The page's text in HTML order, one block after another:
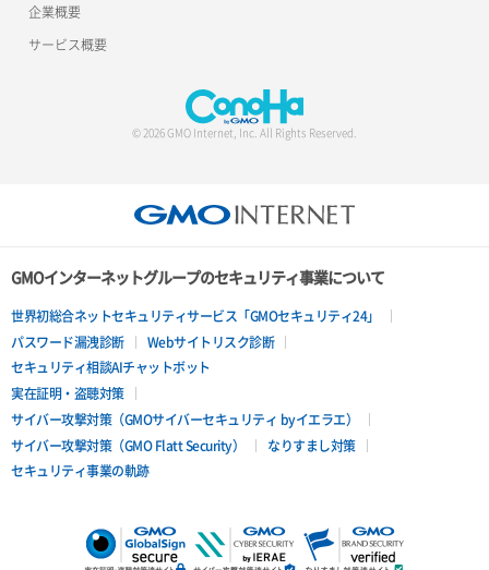
企業概要
サービス概要
© 2026 GMO Internet, Inc. All Rights Reserved.
GMOインターネットグループのセキュリティ事業について
世界初総合ネットセキュリティサービス「GMOセキュリティ24」
パスワード漏洩診断
Webサイトリスク診断
セキュリティ相談AIチャットボット
実在証明・盗聴対策
サイバー攻撃対策（GMOサイバーセキュリティ byイエラエ）
サイバー攻撃対策（GMO Flatt Security）
なりすまし対策
セキュリティ事業の軌跡